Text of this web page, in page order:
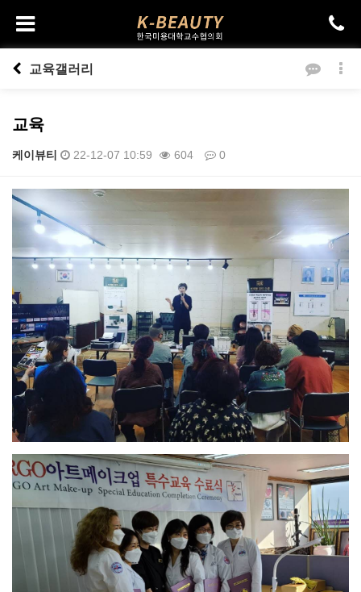
교육갤러리
교육
케이뷰티 22-12-07 10:59 604 0
본문